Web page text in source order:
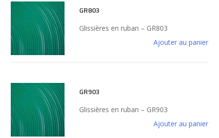
GR803
Glissières en ruban – GR803
Ajouter au panier
GR903
Glissières en ruban – GR903
Ajouter au panier